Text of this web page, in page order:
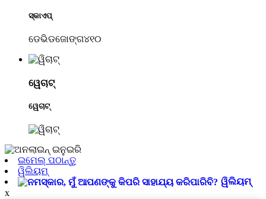
ସ୍କାଏପ୍
ଡେଭିଡଜୋଙ୍ଗ୪୧୦
ୱେଚାଟ୍
ୱେଚାଟ୍
ଇମେଲ୍ ପଠାନ୍ତୁ
ୱିଲିୟମ୍
ୱିଲିୟମ୍
x